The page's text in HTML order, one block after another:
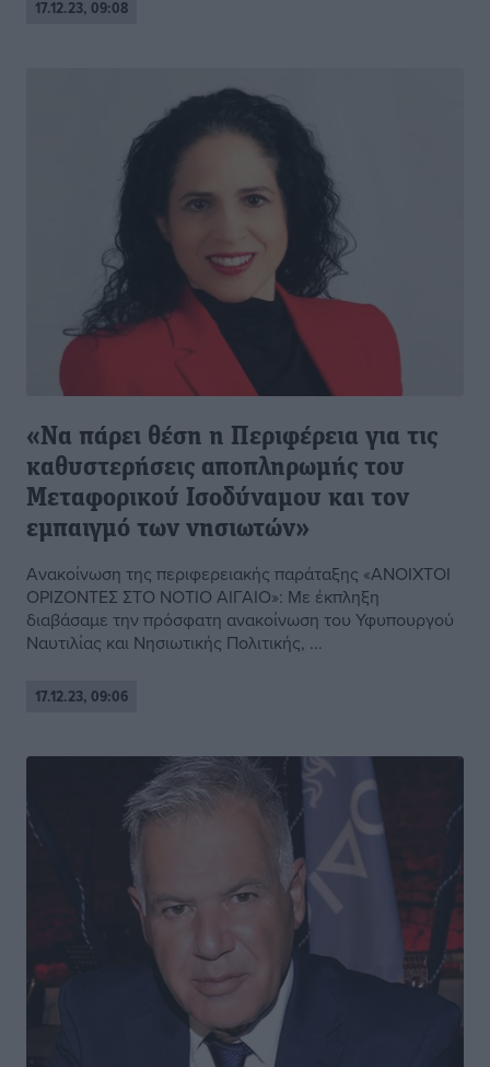
17.12.23, 09:08
«Να πάρει θέση η Περιφέρεια για τις
καθυστερήσεις αποπληρωμής του
Μεταφορικού Ισοδύναμου και τον
εμπαιγμό των νησιωτών»
Ανακοίνωση της περιφερειακής παράταξης «ΑΝΟΙΧΤΟΙ
ΟΡΙΖΟΝΤΕΣ ΣΤΟ ΝΟΤΙΟ ΑΙΓΑΙΟ»: Με έκπληξη
διαβάσαμε την πρόσφατη ανακοίνωση του Υφυπουργού
Ναυτιλίας και Νησιωτικής Πολιτικής, ...
17.12.23, 09:06